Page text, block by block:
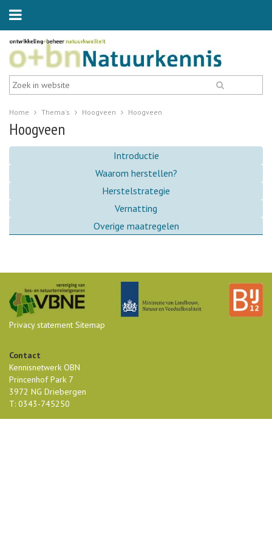
Home Thema's Hoogveen Hoogveen
Hoogveen
Introductie
Waarom herstellen?
Herstelstrategie
Vernatting
Overige maatregelen
Privacy statement Sitemap
Contact
Kennisnetwerk OBN
Princenhof Park 7
3972 NG Driebergen
T: 0343-745250